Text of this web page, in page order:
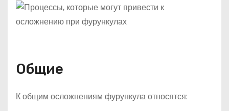
Общие
К общим осложнениям фурункула относятся: